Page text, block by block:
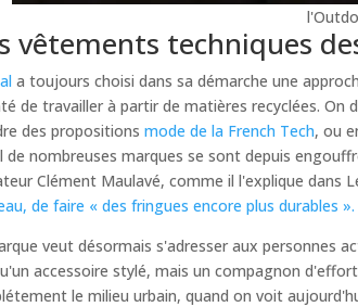
vêtements techniques
a toujours choisi dans sa démarche une
de travailler à partir de matières recyclées. On
des propositionsmode de la French Tech, ou
de nombreuses marques se sont depuis
Clément Maulavé, comme il l'explique dans
de faire « des fringues encore plus durables ».
veut désormais s'adresser aux personnes
accessoire stylé, mais un compagnon
le milieu urbain, quand on voit